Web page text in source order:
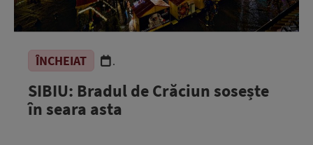
ÎNCHEIAT .
SIBIU: Bradul de Crăciun sosește
în seara asta